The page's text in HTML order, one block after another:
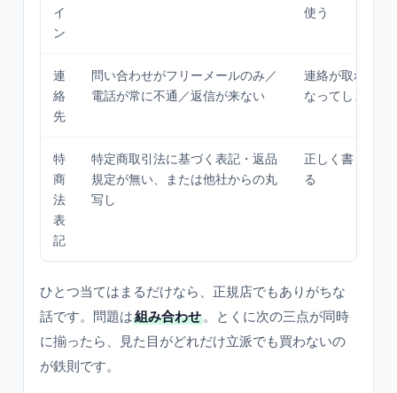
イ
ン
使う
連
絡
先
問い合わせがフリーメールのみ／
電話が常に不通／返信が来ない
連絡が取れると
なってしまう
特
商
法
表
記
特定商取引法に基づく表記・返品
規定が無い、または他社からの丸
写し
正しく書くと身
る
ひとつ当てはまるだけなら、正規店でもありがちな
話です。問題は組み合わせ。とくに次の三点が同時
に揃ったら、見た目がどれだけ立派でも買わないの
が鉄則です。